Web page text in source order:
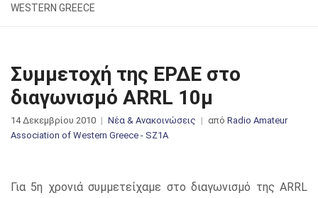
WESTERN GREECE
Συμμετοχή της ΕΡΔΕ στο
διαγωνισμό ARRL 10μ
14 Δεκεμβρίου 2010 Νέα & Ανακοινώσεις από Radio Amateur
Association of Western Greece - SZ1A
Για 5η χρονιά συμμετείχαμε στο διαγωνισμό της ARRL